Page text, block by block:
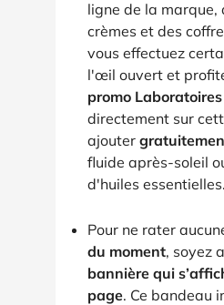
ligne de la marque,
crèmes et des
vous effectuez
l'œil ouvert et
promo
directement sur
ajouter
fluide après-soleil
d'huiles essentielles.
Pour ne rater
du moment, soyez
bannière qui
page. Ce bandeau